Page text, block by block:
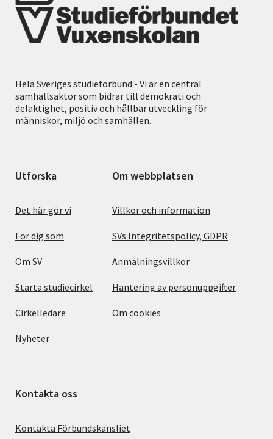
Hela Sveriges studieförbund - Vi är en central
samhällsaktör som bidrar till demokrati och
delaktighet, positiv och hållbar utveckling för
människor, miljö och samhällen.
Utforska
Det här gör vi
För dig som
Om SV
Starta studiecirkel
Cirkelledare
Nyheter
Om webbplatsen
Villkor och information
SVs Integritetspolicy, GDPR
Anmälningsvillkor
Hantering av personuppgifter
Om cookies
Kontakta oss
Kontakta Förbundskansliet